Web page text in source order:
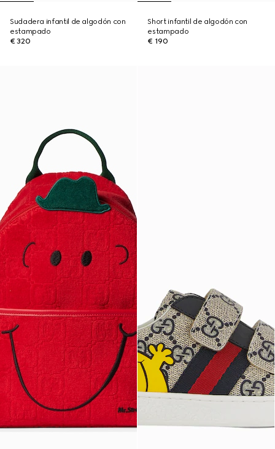
Sudadera infantil de algodón con
estampado
€ 320
Short infantil de algodón con
estampado
€ 190